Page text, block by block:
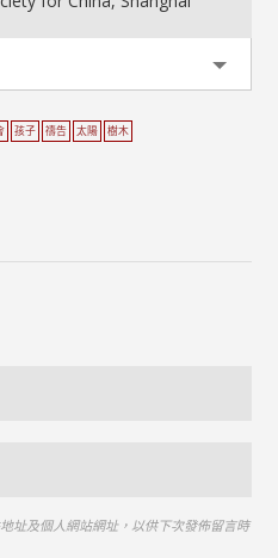
孩子 禱告 太陽 樹木
址及個人網站網址，以供下次發佈留言時